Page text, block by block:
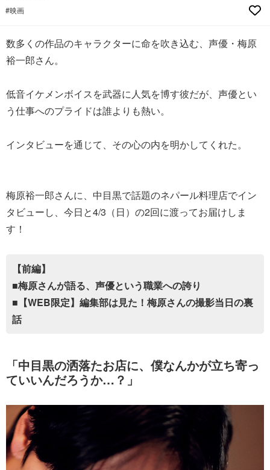
#映画
数多くの作品のキャラクターに命を吹き込む、声優・梅原
裕一郎さん。
低音イケメンボイスを武器に人気を博す彼だが、声優とい
う仕事へのプライドは誰よりも熱い。
インタビューを通じて、その心の内を明かしてくれた。
梅原裕一郎さんに、中目黒で話題のネパール料理店でイン
タビューし、今日と4/3（日）の2回に渡ってお届けしま
す！
【前編】
■梅原さんが語る、声優という職業への誇り
■【WEB限定】編集部は見た！梅原さんの撮影当日の裏
話
「中目黒の洒落たお店に、僕なんかが立ち寄っ
ていいんだろうか…？」